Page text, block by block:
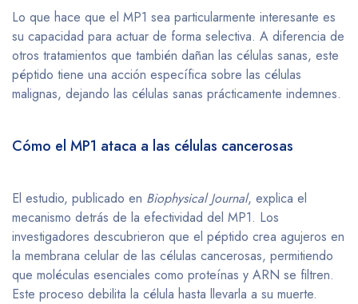
Lo que hace que el MP1 sea particularmente interesante es
su capacidad para actuar de forma selectiva. A diferencia de
otros tratamientos que también dañan las células sanas, este
péptido tiene una acción específica sobre las células
malignas, dejando las células sanas prácticamente indemnes.
Cómo el MP1 ataca a las células cancerosas
El estudio, publicado en Biophysical Journal, explica el
mecanismo detrás de la efectividad del MP1. Los
investigadores descubrieron que el péptido crea agujeros en
la membrana celular de las células cancerosas, permitiendo
que moléculas esenciales como proteínas y ARN se filtren.
Este proceso debilita la célula hasta llevarla a su muerte.